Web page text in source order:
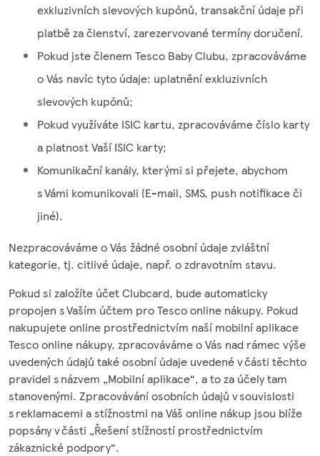
exkluzivních slevových kupónů, transakční údaje při
platbě za členství, zarezervované termíny doručení.
Pokud jste členem Tesco Baby Clubu, zpracováváme
o Vás navíc tyto údaje: uplatnění exkluzivních
slevových kupónů;
Pokud využíváte ISIC kartu, zpracováváme číslo karty
a platnost Vaší ISIC karty;
Komunikační kanály, kterými si přejete, abychom
s Vámi komunikovali (E-mail, SMS, push notifikace či
jiné).
Nezpracováváme o Vás žádné osobní údaje zvláštní
kategorie, tj. citlivé údaje, např. o zdravotním stavu.
Pokud si založíte účet Clubcard, bude automaticky
propojen s Vaším účtem pro Tesco online nákupy. Pokud
nakupujete online prostřednictvím naší mobilní aplikace
Tesco online nákupy, zpracováváme o Vás nad rámec výše
uvedených údajů také osobní údaje uvedené v části těchto
pravidel s názvem „Mobilní aplikace“, a to za účely tam
stanovenými. Zpracovávání osobních údajů v souvislosti
s reklamacemi a stížnostmi na Váš online nákup jsou blíže
popsány v části „Řešení stížností prostřednictvím
zákaznické podpory“.